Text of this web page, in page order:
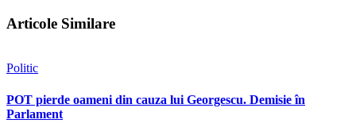
Articole Similare
Politic
POT pierde oameni din cauza lui Georgescu. Demisie în
Parlament